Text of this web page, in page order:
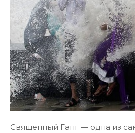
Священный Ганг — одна из